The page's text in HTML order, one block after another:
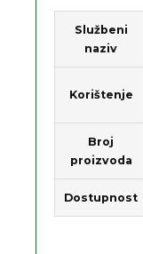
Službeni
naziv
Korištenje
Broj
proizvoda
Dostupnost